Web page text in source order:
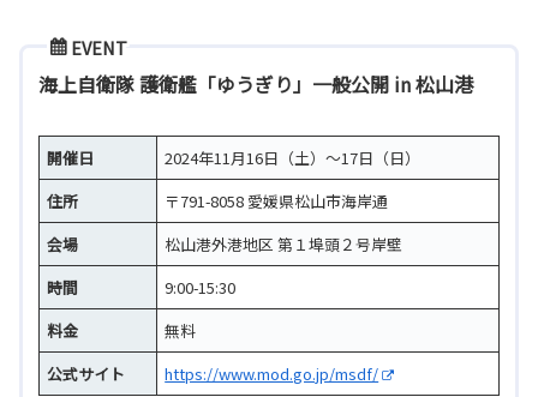
EVENT
海上自衛隊 護衛艦「ゆうぎり」一般公開 in 松山港
開催日
2024年11月16日（土）～17日（日）
住所
〒791-8058 愛媛県松山市海岸通
会場
松山港外港地区 第１埠頭２号岸壁
時間
9:00-15:30
料金
無料
公式サイト
https://www.mod.go.jp/msdf/